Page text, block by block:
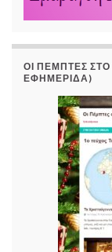
ΟΙ ΠΈΜΠΤΕΣ
ΕΦΗΜΕΡΊΔΑ)